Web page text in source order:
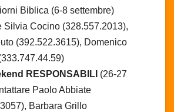
Biblica (6-8 settembre)
Silvia Cocino (328.557.2013),
(392.522.3615), Domenico
RESPONSABILI (26-27
Paolo Abbiate
Barbara Grillo